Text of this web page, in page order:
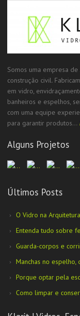
Somos uma empresa
construção civil.
em vidro,
banheiros e espelhos,
com uma equipe
para garantir produtos...
Alguns Projetos
Últimos Posts
O Vidro na
Entenda tudo sobre
Guarda-corpos e
Manchas no espelho,
Porque optar pela
Como limpar e